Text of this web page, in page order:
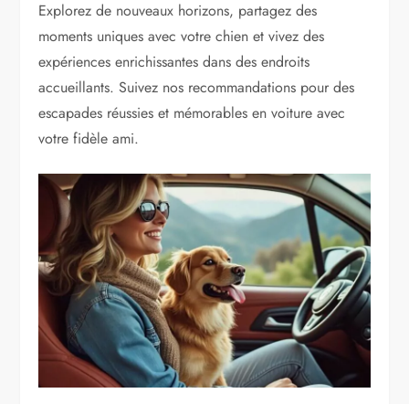
Explorez de nouveaux horizons, partagez des
moments uniques avec votre chien et vivez des
expériences enrichissantes dans des endroits
accueillants. Suivez nos recommandations pour des
escapades réussies et mémorables en voiture avec
votre fidèle ami.